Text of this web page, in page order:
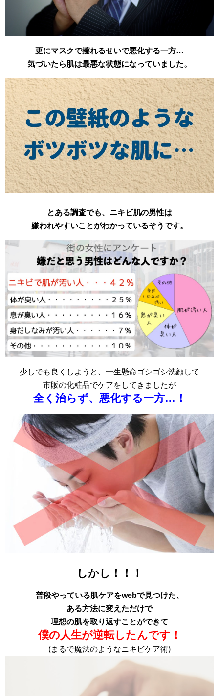
更にマスクで擦れるせいで悪化する一方…
気づいたら肌は最悪な状態になっていました。
とある調査でも、ニキビ肌の男性は
嫌われやすいことがわかっているそうです。
少しでも良くしようと、一生懸命ゴシゴシ洗顔して
市販の化粧品でケアをしてきましたが
全く治らず、悪化する一方…！
しかし！！！
普段やっている肌ケアをwebで見つけた、
ある方法に変えただけで
理想の肌を取り返すことができて
僕の人生が逆転したんです！
(まるで魔法のようなニキビケア術)